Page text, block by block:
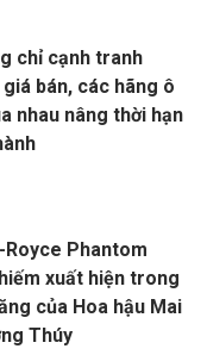
chỉ cạnh tranh
giá bán, các hãng ô
nhau nâng thời hạn
Royce Phantom
xuất hiện trong
của Hoa hậu Mai
Thúy